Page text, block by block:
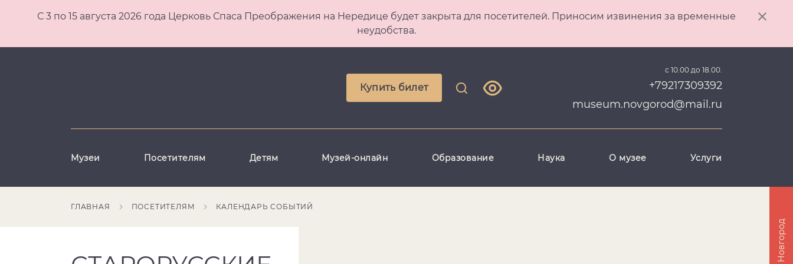
С 3 по 15 августа 2026 года Церковь Спаса Преображения на Нередице будет закрыта для посетителей. Приносим извинения за временные
неудобства.
Купить билет
с 10.00 до 18.00.
+79217309392
museum.novgorod@mail.ru
Музеи Посетителям Детям Музей-онлайн Образование Наука О музее Услуги
ГЛАВНАЯ ПОСЕТИТЕЛЯМ КАЛЕНДАРЬ СОБЫТИЙ